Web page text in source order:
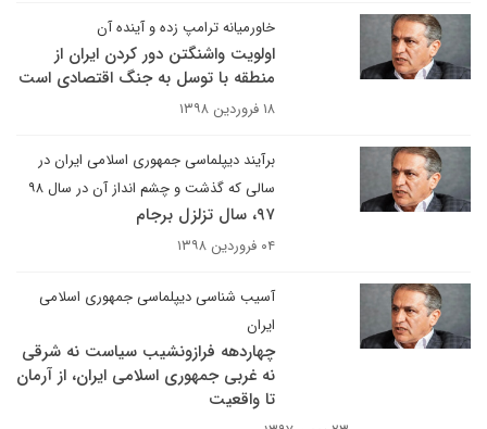
خاورمیانه ترامپ زده و آینده آن
اولویت واشنگتن دور کردن ایران از
منطقه با توسل به جنگ اقتصادی است
۱۸ فروردین ۱۳۹۸
برآیند دیپلماسی جمهوری اسلامی ایران در
سالی که گذشت و چشم انداز آن در سال ۹۸
۹۷، سال تزلزل برجام
۰۴ فروردین ۱۳۹۸
آسیب شناسی دیپلماسی جمهوری اسلامی
ایران
چهاردهه فرازونشیب سیاست نه شرقی
نه غربی جمهوری اسلامی ایران، از آرمان
تا واقعیت